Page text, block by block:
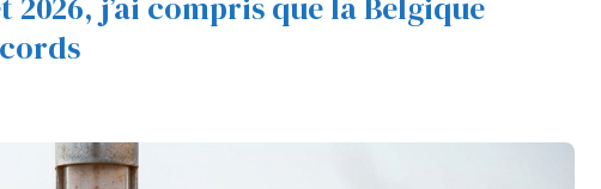
j’ai compris que la Belgique